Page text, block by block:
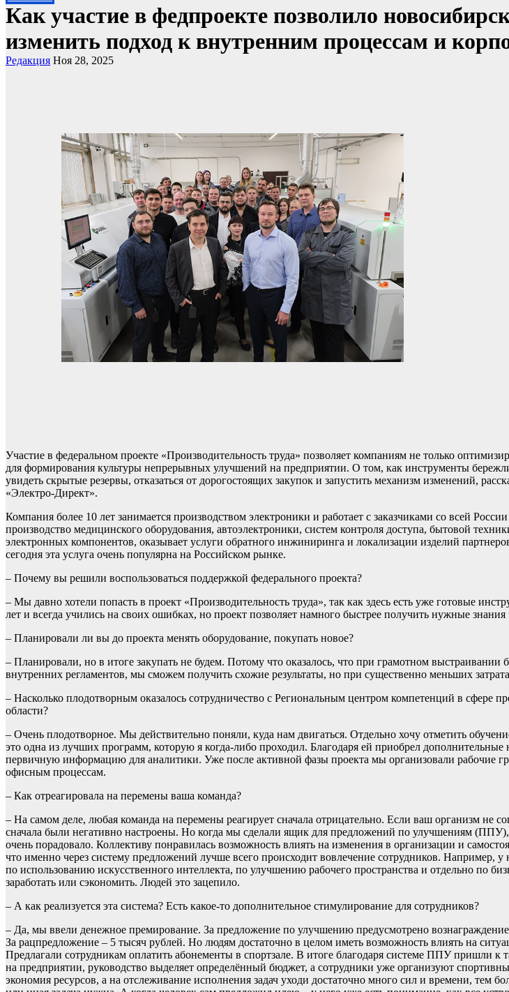
Как участие в федпроекте позволило
изменить подход к внутренним процессам и
Редакция Ноя 28, 2025
Участие в федеральном проекте «Производительность труда» позволяет компаниям не только
для формирования культуры непрерывных улучшений на предприятии. О том, как инструменты
увидеть скрытые резервы, отказаться от дорогостоящих закупок и запустить механизм изменений,
«Электро-Директ».
Компания более 10 лет занимается производством электроники и работает с заказчиками со всей
производство медицинского оборудования, автоэлектроники, систем контроля доступа, бытовой
электронных компонентов, оказывает услуги обратного инжиниринга и локализации изделий
сегодня эта услуга очень популярна на Российском рынке.
– Почему вы решили воспользоваться поддержкой федерального проекта?
– Мы давно хотели попасть в проект «Производительность труда», так как здесь есть уже готовые
лет и всегда учились на своих ошибках, но проект позволяет намного быстрее получить нужные
– Планировали ли вы до проекта менять оборудование, покупать новое?
– Планировали, но в итоге закупать не будем. Потому что оказалось, что при грамотном выстраивании
внутренних регламентов, мы сможем получить схожие результаты, но при существенно меньших
– Насколько плодотворным оказалось сотрудничество с Региональным центром компетенций в сфере
области?
– Очень плодотворное. Мы действительно поняли, куда нам двигаться. Отдельно хочу отметить
это одна из лучших программ, которую я когда-либо проходил. Благодаря ей приобрел
первичную информацию для аналитики. Уже после активной фазы проекта мы организовали рабочие
офисным процессам.
– Как отреагировала на перемены ваша команда?
– На самом деле, любая команда на перемены реагирует сначала отрицательно. Если ваш организм не
сначала были негативно настроены. Но когда мы сделали ящик для предложений по улучшениям
очень порадовало. Коллективу понравилась возможность влиять на изменения в организации и
что именно через систему предложений лучше всего происходит вовлечение сотрудников. Например,
по использованию искусственного интеллекта, по улучшению рабочего пространства и отдельно по
заработать или сэкономить. Людей это зацепило.
– А как реализуется эта система? Есть какое-то дополнительное стимулирование для сотрудников?
– Да, мы ввели денежное премирование. За предложение по улучшению предусмотрено
За рацпредложение – 5 тысяч рублей. Но людям достаточно в целом иметь возможность влиять на
Предлагали сотрудникам оплатить абонементы в спортзале. В итоге благодаря системе ППУ пришли к
на предприятии, руководство выделяет определённый бюджет, а сотрудники уже организуют
экономия ресурсов, а на отслеживание исполнения задач уходи достаточно много сил и времени, тем